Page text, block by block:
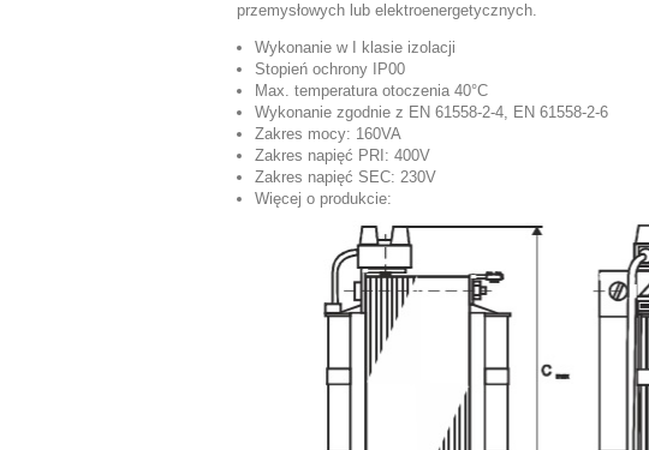
przemysłowych lub elektroenergetycznych.
Wykonanie w I klasie izolacji
Stopień ochrony IP00
Max. temperatura otoczenia 40°C
Wykonanie zgodnie z EN 61558-2-4, EN 61558-2-6
Zakres mocy: 160VA
Zakres napięć PRI: 400V
Zakres napięć SEC: 230V
Więcej o produkcie: